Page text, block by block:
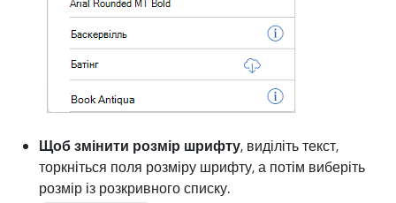
Щоб змінити розмір шрифту, виділіть текст,
торкніться поля розміру шрифту, а потім виберіть
розмір із розкривного списку.